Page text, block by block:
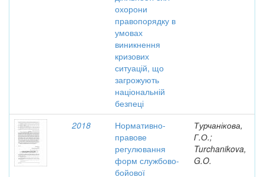
охорони
правопорядку в
умовах
виникнення
кризових
ситуацій, що
загрожують
національній
безпеці
2018
Нормативно-
правове
регулювання
форм службово-
бойової
Турчанікова,
Г.О.;
Turchanikova,
G.O.